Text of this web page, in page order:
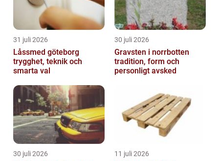
31 juli 2026
Låssmed göteborg
trygghet, teknik och
smarta val
30 juli 2026
Gravsten i norrbotten
tradition, form och
personligt avsked
30 juli 2026 11 juli 2026